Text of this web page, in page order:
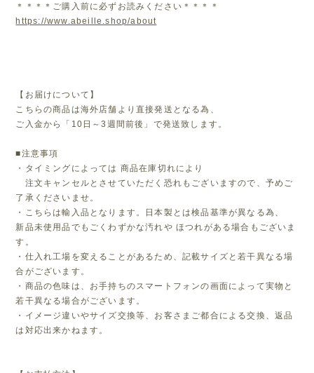
＊＊＊＊ご購入前に必ずお読みください＊＊＊＊
https://www.abeille.shop/about
【お届けについて】
こちらの商品は海外店舗より直接発送となる為、
ご入金から「10日～3週間前後」で発送致します。
■注意事項
・タイミングによっては 商品在庫切れにより
注文キャンセルとさせていただく恐れもございますので、予めご
了承くださいませ。
・こちらは輸入品となります。日本製とは検品基準が異なる為、
新品未使用品でもごくわずかな汚れや ほつれがある場合もございま
す。
・仕入れ工場を変えることがあるため、記載サイズと若干異なる場
合がございます。
・商品の色味は、お手持ちのスマートフォンの画面によって実物と
若干異なる場合がございます。
・イメージ違いやサイズ交換等、お客さまご都合による交換、返品
は対応出来かねます。